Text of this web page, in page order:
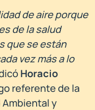
de aire porque
de la salud
que se están
vez más a lo
Horacio
referente de la
y